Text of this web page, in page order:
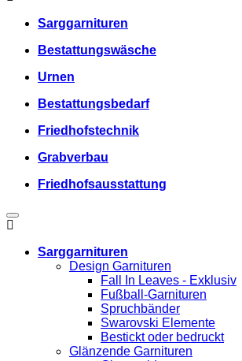
Sarggarnituren
Bestattungswäsche
Urnen
Bestattungsbedarf
Friedhofstechnik
Grabverbau
Friedhofsausstattung
Sarggarnituren
Design Garnituren
Fall In Leaves - Exklusiv
Fußball-Garnituren
Spruchbänder
Swarovski Elemente
Bestickt oder bedruckt
Glänzende Garnituren